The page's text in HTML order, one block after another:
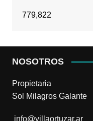
779,822
NOSOTROS
Propietaria
Sol Milagros Galante
info@villaortuzar.ar